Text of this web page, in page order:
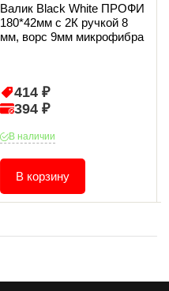
Валик Black White ПРОФИ
180*42мм с 2К ручкой 8
мм, ворс 9мм микрофибра
414 ₽
394 ₽
В наличии
В корзину